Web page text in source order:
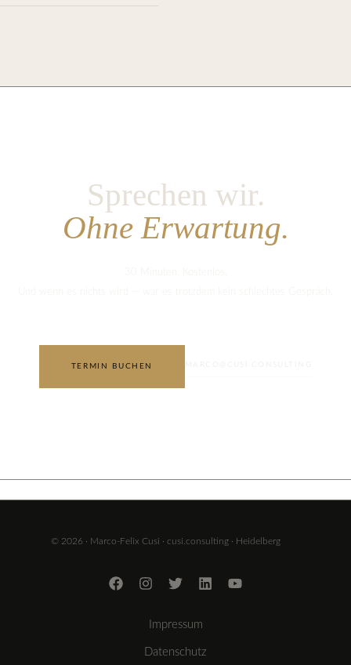
Sprechen wir.
Ohne Erwartung.
TERMIN BUCHEN
© 2026 · Marco-Felix Cusi · cusi.consulting · Heidelberg
Impressum
Datenschutz